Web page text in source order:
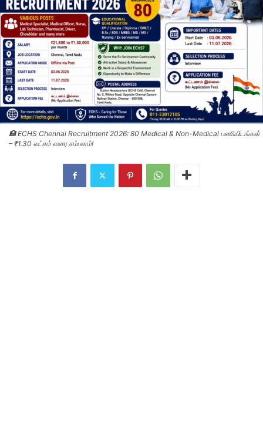
🏥 ECHS Chennai Recruitment 2026: 80 Medical & Non-Medical பணியிடங்கள்
– ₹1.30 லட்சம் வரை சம்பளம்!